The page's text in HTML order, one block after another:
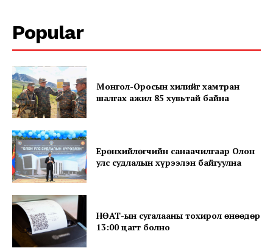
News Week
Popular
Монгол-Оросын хилийг хамтран
шалгах ажил 85 хувьтай байна
Ерөнхийлөгчийн санаачилгаар Олон
улс судлалын хүрээлэн байгуулна
НӨАТ-ын сугалааны тохирол өнөөдөр
13:00 цагт болно